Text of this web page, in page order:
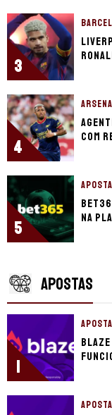
3
4
com
5
na
APOSTAS
1